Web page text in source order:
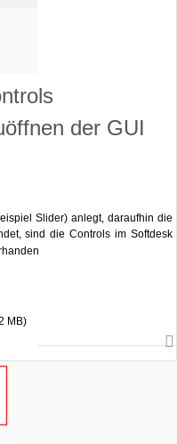
der GUI
Slider) anlegt, daraufhin die
sind die Controls im Softdesk
MB)